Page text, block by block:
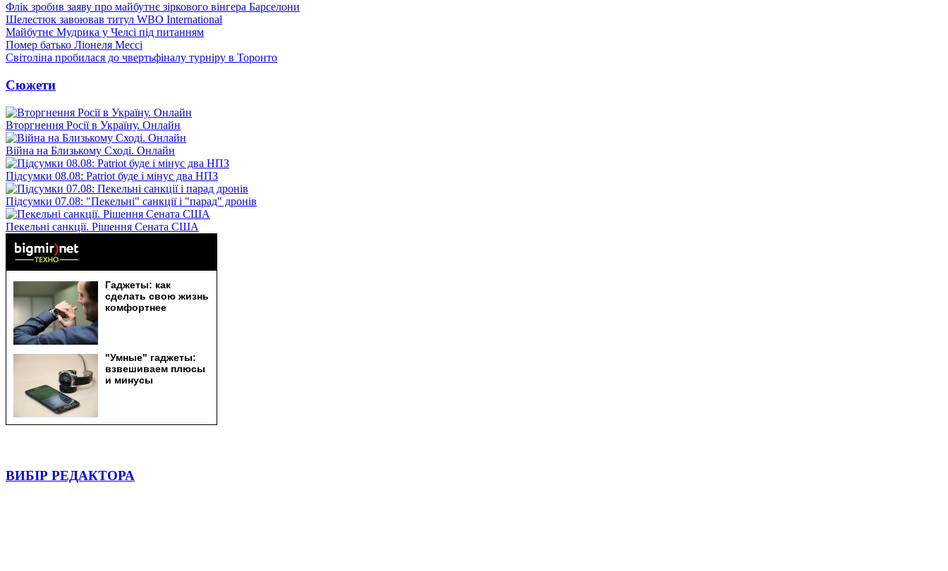
Флік зробив заяву про майбутнє зіркового вінгера Барселони
Шелестюк завоював титул WBO International
Майбутнє Мудрика у Челсі під питанням
Помер батько Ліонеля Мессі
Світоліна пробилася до чвертьфіналу турніру в Торонто
Сюжети
Вторгнення Росії в Україну. Онлайн
Війна на Близькому Сході. Онлайн
Підсумки 08.08: Patriot буде і мінус два НПЗ
Підсумки 07.08: "Пекельні" санкції і "парад" дронів
Пекельні санкції. Рішення Сената США
ВИБІР РЕДАКТОРА